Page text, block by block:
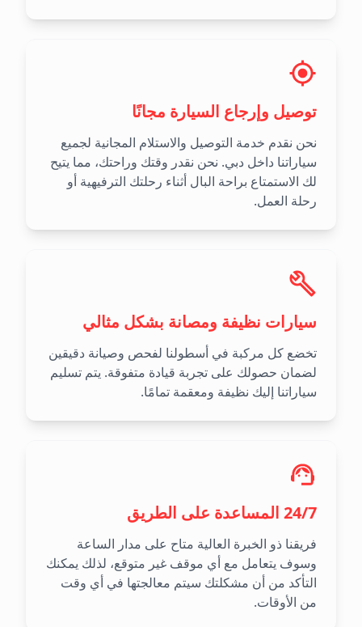
توصيل وإرجاع السيارة مجانًا
نحن نقدم خدمة التوصيل والاستلام المجانية لجميع
سياراتنا داخل دبي. نحن نقدر وقتك وراحتك، مما يتيح
لك الاستمتاع براحة البال أثناء رحلتك الترفيهية أو
رحلة العمل.
سيارات نظيفة ومصانة بشكل مثالي
تخضع كل مركبة في أسطولنا لفحص وصيانة دقيقين
لضمان حصولك على تجربة قيادة متفوقة. يتم تسليم
سياراتنا إليك نظيفة ومعقمة تمامًا.
24/7 المساعدة على الطريق
فريقنا ذو الخبرة العالية متاح على مدار الساعة
وسوف يتعامل مع أي موقف غير متوقع، لذلك يمكنك
التأكد من أن مشكلتك سيتم معالجتها في أي وقت
من الأوقات.